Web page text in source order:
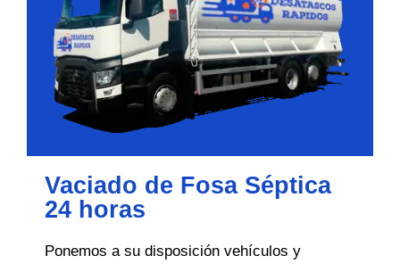
Vaciado de Fosa Séptica
24 horas
Ponemos a su disposición vehículos y